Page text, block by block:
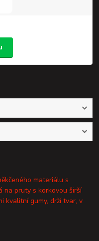
materiálu s
na pruty s korkovou širší
kvalitní gumy, drží tvar, v